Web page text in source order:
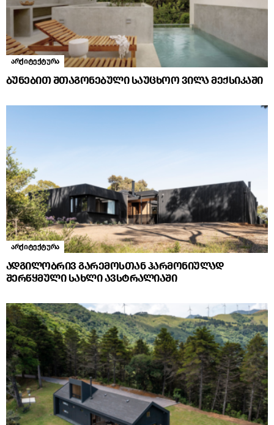
არქიტექტურა
ბუნებით შთაგონებული საუცხოო ვილა მექსიკაში
არქიტექტურა
ადგილობრივ გარემოსთან ჰარმონიულად
შერწყმული სახლი ავსტრალიაში